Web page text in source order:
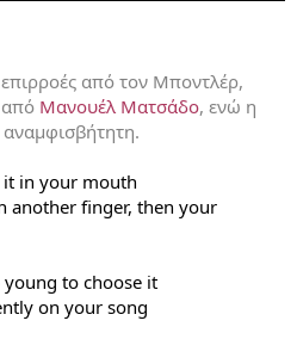
από τον Μποντλέρ,
από Μανουέλ Ματσάδο, ενώ η
it in your mouth
another finger, then your
to choose it
on your song